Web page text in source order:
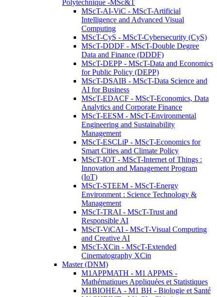
Polytechnique -MSc&T
MScT-AI-ViC - MScT-Artificial
Intelligence and Advanced Visual
Computing
MScT-CyS - MScT-Cybersecurity (CyS)
MScT-DDDF - MScT-Double Degree
Data and Finance (DDDF)
MScT-DEPP - MScT-Data and Economics
for Public Policy (DEPP)
MScT-DSAIB - MScT-Data Science and
AI for Business
MScT-EDACF - MScT-Economics, Data
Analytics and Corporate Finance
MScT-EESM - MScT-Environmental
Engineering and Sustainability
Management
MScT-ESCLiP - MScT-Economics for
Smart Cities and Climate Policy
MScT-IOT - MScT-Internet of Things :
Innovation and Management Program
(IoT)
MScT-STEEM - MScT-Energy
Environment : Science Technology &
Management
MScT-TRAI - MScT-Trust and
Responsible AI
MScT-ViCAI - MScT-Visual Computing
and Creative AI
MScT-XCin - MScT-Extended
Cinematography XCin
Master (DNM)
M1APPMATH - M1 APPMS -
Mathématiques Appliquées et Statistiques
M1BIOHEA - M1 BH - Biologie et Santé